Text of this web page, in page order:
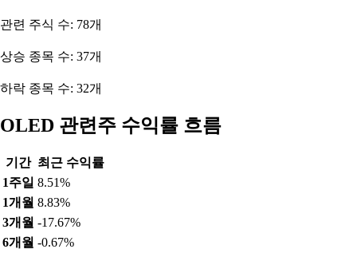
관련 주식 수: 78개
상승 종목 수: 37개
하락 종목 수: 32개
OLED 관련주 수익률 흐름
기간 최근 수익률
1주일 8.51%
1개월 8.83%
3개월 -17.67%
6개월 -0.67%